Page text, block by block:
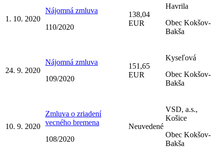
1. 10. 2020
Nájomná zmluva
110/2020
138,04
EUR
Havrila
Obec Kokšov-
Bakša
24. 9. 2020
Nájomná zmluva
109/2020
151,65
EUR
Kyseľová
Obec Kokšov-
Bakša
10. 9. 2020
Zmluva o zriadení
vecného bremena
108/2020
Neuvedené
VSD, a.s.,
Košice
Obec Kokšov-
Bakša